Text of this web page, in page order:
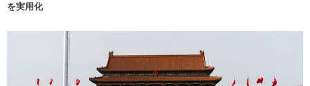
を実用化